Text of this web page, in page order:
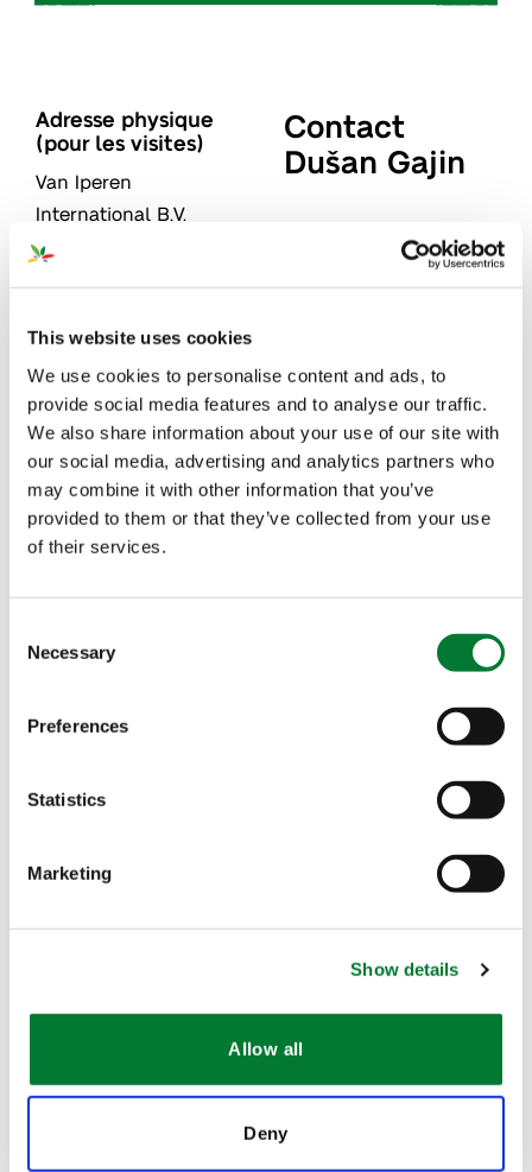
This website uses cookies
We use cookies to personalise content and ads, to
provide social media features and to analyse our traffic.
We also share information about your use of our site with
our social media, advertising and analytics partners who
may combine it with other information that you’ve
provided to them or that they’ve collected from your use
of their services.
Selection
Necessary
Preferences
Statistics
Marketing
Show details
Allow all
Deny
Adresse physique
(pour les visites)
Van Iperen
International B.V.
Smidsweg 24
Adresse postale
Van Iperen
International B.V.
P.O. Box 1333
3260 AH OUD-
BEIJERLAND
T. +31 186 57 88 88
Contact
Dušan Gajin
champs nécessaires
Prénom
Téléphone